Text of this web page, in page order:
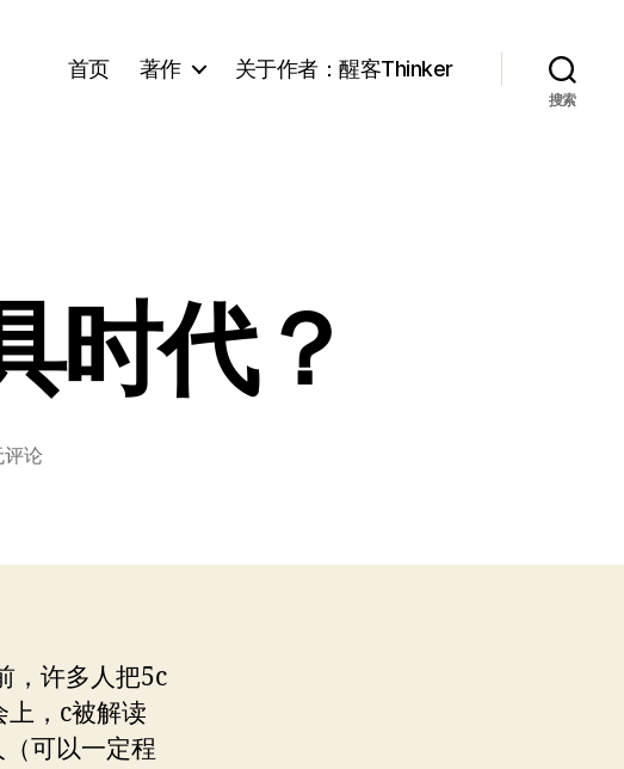
首页 著作 关于作者：醒客Thinker
搜索
时代？
评论
许多人把5c
，c被解读
可以一定程